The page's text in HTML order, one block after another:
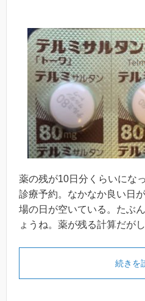
薬の残が10日分くらいにな
診療予約。なかなか良い日
場の日が空いている。たぶ
ょうね。薬が残る計算だが
続きを